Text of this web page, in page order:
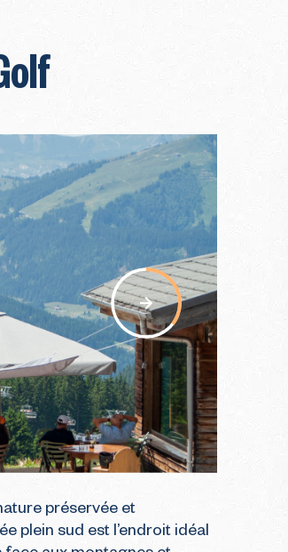
nav
préservée et
plein sud est l’endroit idéal